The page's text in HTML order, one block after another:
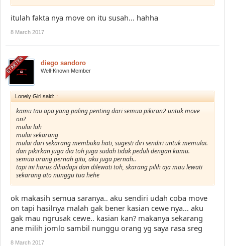
itulah fakta nya move on itu susah... hahha
8 March 2017
diego sandoro
Well-Known Member
Lonely Girl said: ↑
kamu tau apa yang paling penting dari semua pikiran2 untuk move
on?
mulai lah
mulai sekarang
mulai dari sekarang membuka hati, sugesti diri sendiri untuk memulai.
dan pikirkan juga dia toh juga sudah tidak peduli dengan kamu.
semua orang pernah gitu, aku juga pernah..
tapi ini harus dihadapi dan dilewati toh, skarang pilih aja mau lewati
sekarang ato nunggu tua hehe
ok makasih semua saranya.. aku sendiri udah coba move
on tapi hasilnya malah gak bener kasian cewe nya... aku
gak mau ngrusak cewe.. kasian kan? makanya sekarang
ane milih jomlo sambil nunggu orang yg saya rasa sreg
8 March 2017